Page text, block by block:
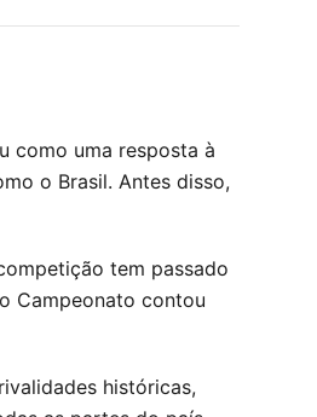
como uma resposta à
o Brasil. Antes disso,
tem passado
Campeonato contou
históricas,